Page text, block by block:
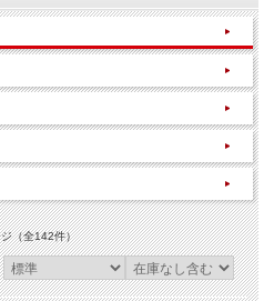
（全142件）